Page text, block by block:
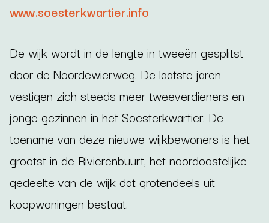
www.soesterkwartier.info
De wijk wordt in de lengte in tweeën gesplitst
door de Noordewierweg. De laatste jaren
vestigen zich steeds meer tweeverdieners en
jonge gezinnen in het Soesterkwartier. De
toename van deze nieuwe wijkbewoners is het
grootst in de Rivierenbuurt, het noordoostelijke
gedeelte van de wijk dat grotendeels uit
koopwoningen bestaat.